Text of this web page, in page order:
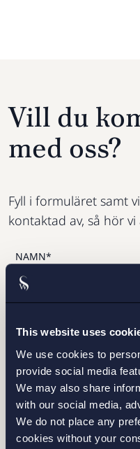
This website uses
We use cookies to
provide social media
We may also share
with our social media,
We do not place any
cookies without your
STOCKHOLM
Vill du
med oss?
Fyll i formuläret samt
kontaktad av, så hör